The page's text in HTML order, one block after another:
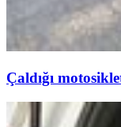
Çaldığı